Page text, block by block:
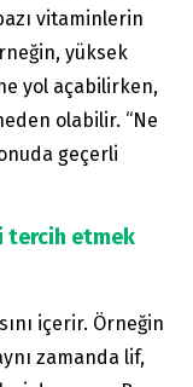
vitaminlerin
yüksek
yol açabilirken,
olabilir. “Ne
geçerli
tercih etmek
içerir. Örneğin
zamanda lif,